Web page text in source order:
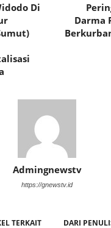
Di
Darma
Admingnewstv
https://gnewstv.id
TERKAIT DARI